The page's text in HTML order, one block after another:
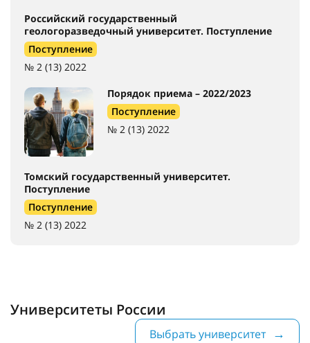
Российский государственный
геологоразведочный университет. Поступление
Поступление
№ 2 (13) 2022
Порядок приема – 2022/2023
Поступление
№ 2 (13) 2022
Томский государственный университет.
Поступление
Поступление
№ 2 (13) 2022
Университеты России
Выбрать университет